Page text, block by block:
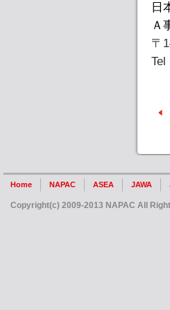
日
Ａ
〒
Home NAPAC ASEA JAWA
Copyright(c) 2009-2013 NAPAC All